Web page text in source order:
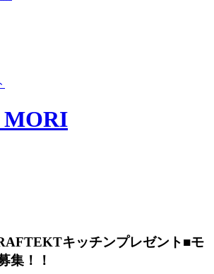
キッチンプレゼント■モ
集！！